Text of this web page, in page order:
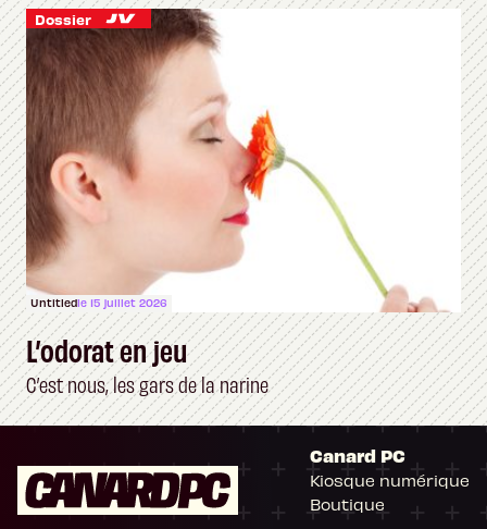
Dossier
Untitledle 15 juillet 2026
L’odorat en jeu
C’est nous, les gars de la narine
Canard PC
Kiosque numérique
Boutique